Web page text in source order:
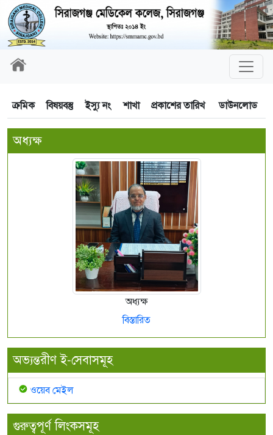
ক্রমিক বিষয়বস্তু ইস্যু নং শাখা প্রকাশের তারিখ ডাউনলোড
অধ্যক্ষ
অধ্যক্ষ
বিস্তারিত
অভ্যন্তরীণ ই-সেবাসমূহ
ওয়েব মেইল
গুরুত্বপূর্ণ লিংকসমূহ